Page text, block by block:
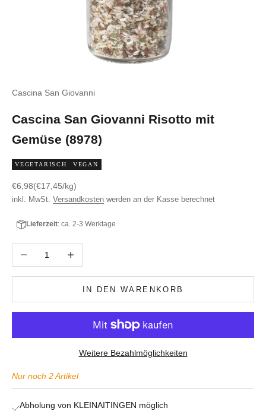
Cascina San Giovanni
Cascina San Giovanni Risotto mit
Gemüse (8978)
VEGETARISCH VEGAN
Angebot
€6,98(€17,45/kg)
inkl. MwSt. Versandkosten werden an der Kasse berechnet
Lieferzeit: ca. 2-3 Werktage
IN DEN WARENKORB
Weitere Bezahlmöglichkeiten
Nur noch 2 Artikel
Abholung von KLEINAITINGEN möglich